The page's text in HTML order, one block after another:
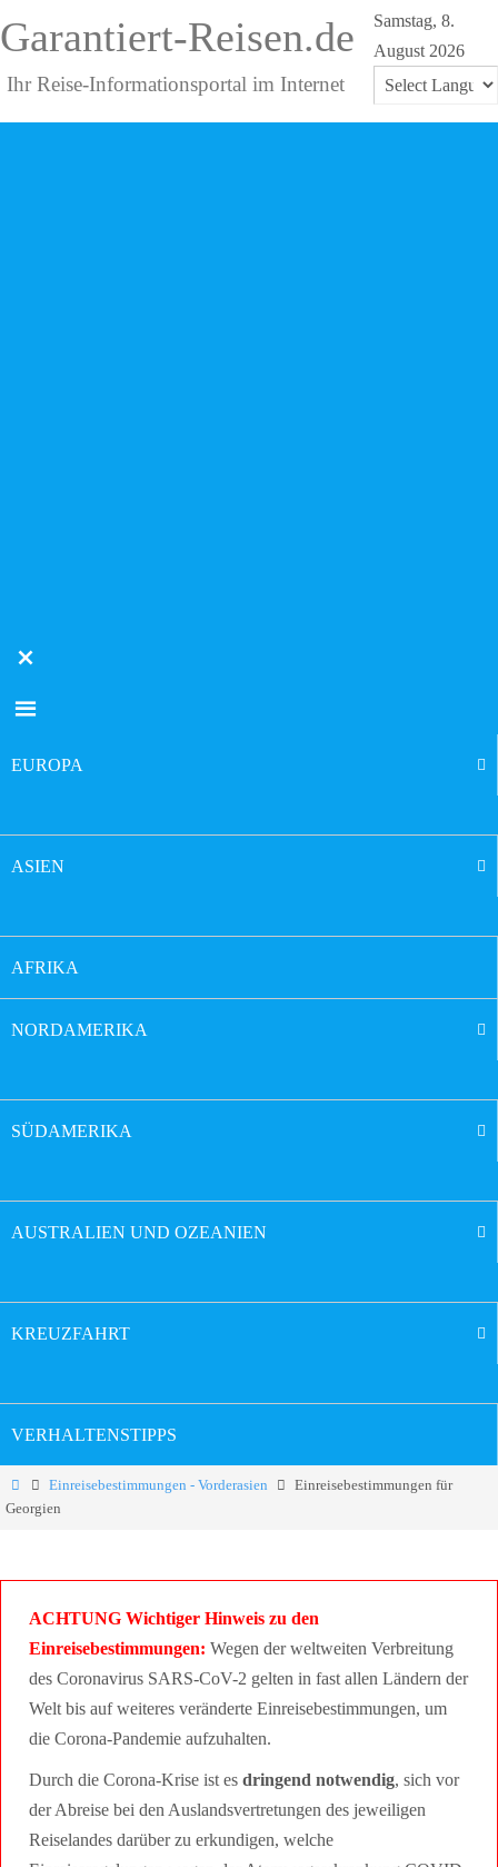
Garantiert-Reisen.de
Ihr Reise-Informationsportal im Internet
Samstag, 8.
August 2026
Powered by
EUROPA
ASIEN
AFRIKA
NORDAMERIKA
SÜDAMERIKA
AUSTRALIEN UND OZEANIEN
KREUZFAHRT
VERHALTENSTIPPS
Einreisebestimmungen - Vorderasien
Einreisebestimmungen für
Georgien
ACHTUNG Wichtiger Hinweis zu den
Einreisebestimmungen: Wegen der weltweiten Verbreitung
des Coronavirus SARS-CoV-2 gelten in fast allen Ländern der
Welt bis auf weiteres veränderte Einreisebestimmungen, um
die Corona-Pandemie aufzuhalten.
Durch die Corona-Krise ist es dringend notwendig, sich vor
der Abreise bei den Auslandsvertretungen des jeweiligen
Reiselandes darüber zu erkundigen, welche